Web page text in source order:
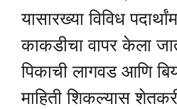
यासारख्या विविध
काकडीचा वापर केला
पिकाची लागवड आणि
माहिती शिकल्यास